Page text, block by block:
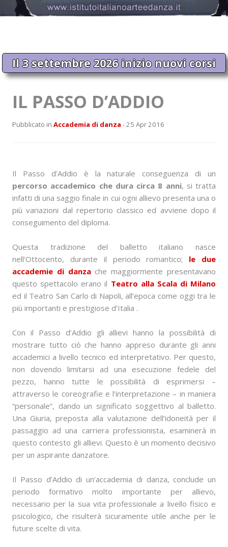
Il 3 settembre 2026 inizio nuovi corsi
IL PASSO D’ADDIO
Pubblicato in Accademia di danza - 25 Apr 2016
Il Passo d’Addio è la naturale conseguenza di un
percorso accademico che dura circa 8 anni, si tratta
infatti di una saggio finale in cui ogni allievo presenta una o
più variazioni dal repertorio classico ed avviene dopo il
conseguimento del diploma.
Questa tradizione del balletto italiano nasce
nell’Ottocento, durante il periodo romantico; le due
accademie di danzache maggiormente presentavano
questo spettacolo erano il Teatro alla Scala di Milano
ed il Teatro San Carlo di Napoli, all’epoca come oggi tra le
più importanti e prestigiose d’Italia .
Con il Passo d’Addio gli allievi hanno la possibilità di
mostrare tutto ciò che hanno appreso durante gli anni
accademici a livello tecnico ed interpretativo. Per questo,
non dovendo limitarsi ad una esecuzione fedele del
pezzo, hanno tutte le possibilità di esprimersi –
attraverso le coreografie e l’interpretazione – in maniera
“personale”, dando un significato soggettivo al balletto.
Una Giuria, preposta alla valutazione dell’idoneità per il
passaggio ad una carriera professionista, esaminerà in
questo contesto gli allievi. Questo è un momento decisivo
per un aspirante danzatore.
Il Passo d’Addio di un’accademia di danza, conclude un
periodo formativo molto importante per allievo,
necessario per la sua vita professionale a livello fisico e
psicologico, che risulterà sicuramente utile anche per le
future scelte di vita.